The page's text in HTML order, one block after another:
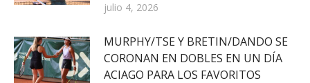
julio 4, 2026
MURPHY/TSE Y BRETIN/DANDO SE
CORONAN EN DOBLES EN UN DÍA
ACIAGO PARA LOS FAVORITOS